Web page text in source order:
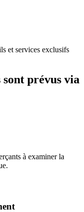
et services exclusifs
prévus via
à examiner la